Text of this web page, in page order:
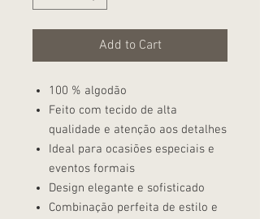
Add to Cart
100 % algodão
Feito com tecido de alta
qualidade e atenção aos detalhes
Ideal para ocasiões especiais e
eventos formais
Design elegante e sofisticado
Combinação perfeita de estilo e